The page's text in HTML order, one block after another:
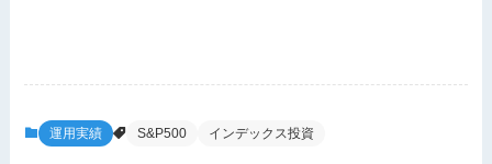
運用実績 S&P500 インデックス投資